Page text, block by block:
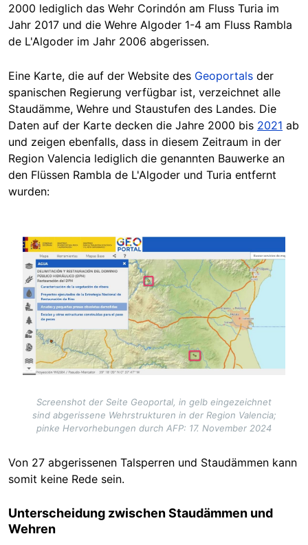
2000 lediglich das Wehr Corindón am Fluss Turia im
Jahr 2017 und die Wehre Algoder 1-4 am Fluss Rambla
de L'Algoder im Jahr 2006 abgerissen.
Eine Karte, die auf der Website des Geoportals der
spanischen Regierung verfügbar ist, verzeichnet alle
Staudämme, Wehre und Staustufen des Landes. Die
Daten auf der Karte decken die Jahre 2000 bis 2021 ab
und zeigen ebenfalls, dass in diesem Zeitraum in der
Region Valencia lediglich die genannten Bauwerke an
den Flüssen Rambla de L'Algoder und Turia entfernt
wurden:
Image
Screenshot der Seite Geoportal, in gelb eingezeichnet
sind abgerissene Wehrstrukturen in der Region Valencia;
pinke Hervorhebungen durch AFP: 17. November 2024
Von 27 abgerissenen Talsperren und Staudämmen kann
somit keine Rede sein.
Unterscheidung zwischen Staudämmen und
Wehren